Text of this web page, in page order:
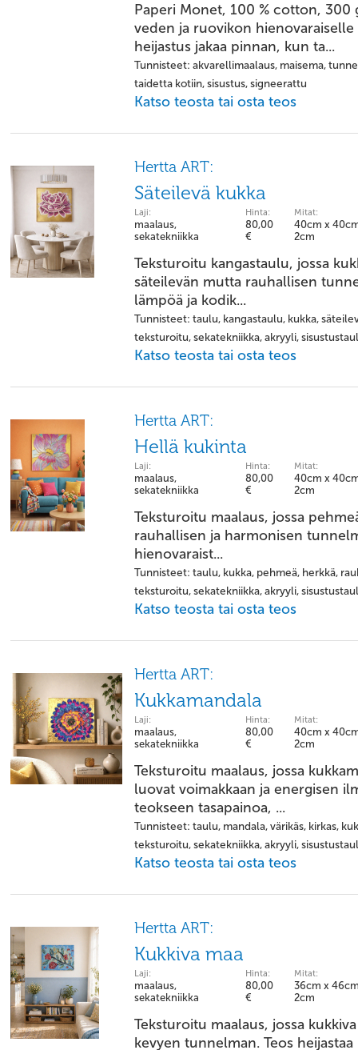
Paperi Monet, 100 % cotton, 300
veden ja ruovikon
heijastus jakaa pinnan, kun ta...
Tunnisteet: akvarellimaalaus, maisema,
taidetta kotiin, sisustus, signeerattu
Katso teosta tai osta teos
Hertta ART:
Säteilevä kukka
Laji:
maalaus,
sekatekniikka
Hinta:
80,00
€
Mitat:
40cm x
2cm
Teksturoitu kangastaulu, jossa
säteilevän mutta rauhallisen
lämpöä ja kodik...
Tunnisteet: taulu, kangastaulu, kukka,
teksturoitu, sekatekniikka, akryyli,
Katso teosta tai osta teos
Hertta ART:
Hellä kukinta
Laji:
maalaus,
sekatekniikka
Hinta:
80,00
€
Mitat:
40cm x
2cm
Teksturoitu maalaus, jossa
rauhallisen ja harmonisen
hienovaraist...
Tunnisteet: taulu, kukka, pehmeä, herkkä,
teksturoitu, sekatekniikka, akryyli,
Katso teosta tai osta teos
Hertta ART:
Kukkamandala
Laji:
maalaus,
sekatekniikka
Hinta:
80,00
€
Mitat:
40cm x
2cm
Teksturoitu maalaus, jossa
luovat voimakkaan ja energisen
teokseen tasapainoa, ...
Tunnisteet: taulu, mandala, värikäs, kirkas,
teksturoitu, sekatekniikka, akryyli,
Katso teosta tai osta teos
Hertta ART:
Kukkiva maa
Laji:
maalaus,
sekatekniikka
Hinta:
80,00
€
Mitat:
36cm x
2cm
Teksturoitu maalaus, jossa
kevyen tunnelman. Teos